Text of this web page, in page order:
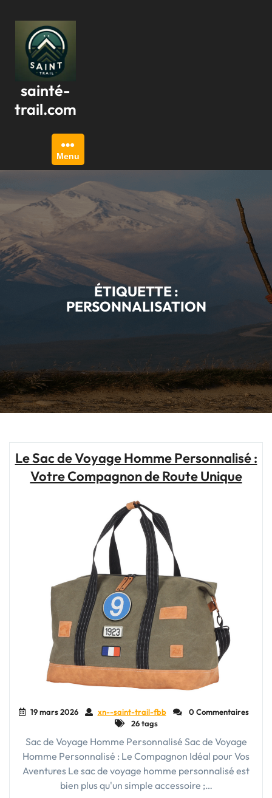
contenu
sainté-
trail.com
Menu
ÉTIQUETTE :
PERSONNALISATION
Le Sac de Voyage Homme Personnalisé :
Votre Compagnon de Route Unique
19 mars 2026 xn--saint-trail-fbb
0 Commentaires
26 tags
Sac de Voyage Homme Personnalisé Sac de Voyage
Homme Personnalisé : Le Compagnon Idéal pour Vos
Aventures Le sac de voyage homme personnalisé est
bien plus qu'un simple accessoire ;…